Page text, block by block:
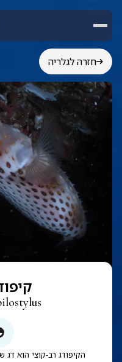
חזרה לגלריה
הקיפודג רב-קוצי הוא דג